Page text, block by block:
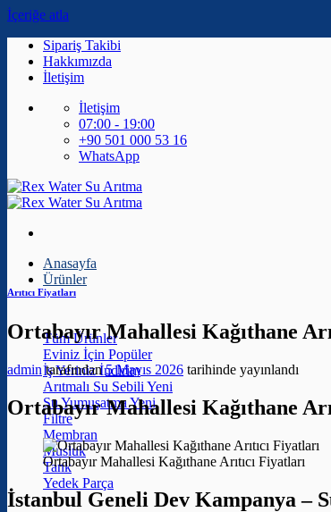
İçeriğe atla
Sipariş Takibi
Hakkımızda
İletişim
İletişim
07:00 - 19:00
+90 501 000 53 16
WhatsApp
Anasayfa
Ürünler
Tüm Ürünler
Eviniz İçin
İş Yeriniz
Arıtmalı Su Sebili
Su Yumuşatma
Filtre
Membran
Musluk
Tank
Yedek Parça
Arıtıcı Fiyatları
Ortabayır Mahallesi Kağıthane
admintarafından 5 Mayıs 2026 tarihinde yayınlandı
Ortabayır Mahallesi Kağıthane
Ortabayır Mahallesi Kağıthane Arıtıcı Fiyatları
İstanbul Geneli Dev Kampanya –